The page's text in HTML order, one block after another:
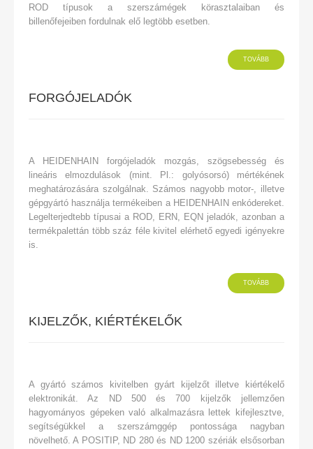
ROD típusok a szerszámégek körasztalaiban és
billenőfejeiben fordulnak elő legtöbb esetben.
TOVÁBB
FORGÓJELADÓK
A HEIDENHAIN forgójeladók mozgás, szögsebesség és
lineáris elmozdulások (mint. Pl.: golyósorsó) mértékének
meghatározására szolgálnak. Számos nagyobb motor-, illetve
gépgyártó használja termékeiben a HEIDENHAIN enkódereket.
Legelterjedtebb típusai a ROD, ERN, EQN jeladók, azonban a
termékpalettán több száz féle kivitel elérhető egyedi igényekre
is.
TOVÁBB
KIJELZŐK, KIÉRTÉKELŐK
A gyártó számos kivitelben gyárt kijelzőt illetve kiértékelő
elektronikát. Az ND 500 és 700 kijelzők jellemzően
hagyományos gépeken való alkalmazásra lettek kifejlesztve,
segítségükkel a szerszámggép pontossága nagyban
növelhető. A POSITIP, ND 280 és ND 1200 szériák elsősorban